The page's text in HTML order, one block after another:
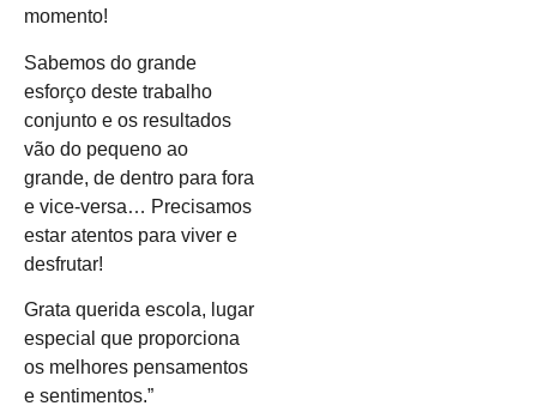
momento!
Sabemos do grande
esforço deste trabalho
conjunto e os resultados
vão do pequeno ao
grande, de dentro para fora
e vice-versa… Precisamos
estar atentos para viver e
desfrutar!
Grata querida escola, lugar
especial que proporciona
os melhores pensamentos
e sentimentos.”